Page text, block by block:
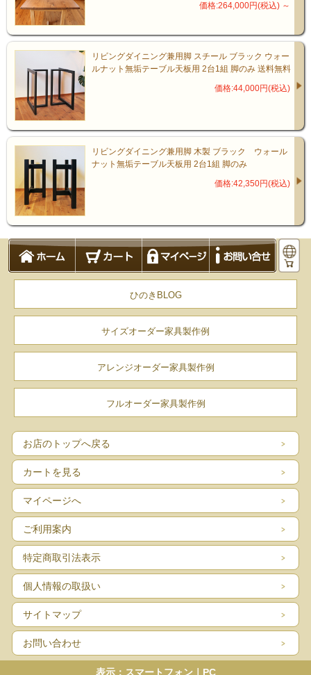
価格:264,000円(税込) ～
リビングダイニング兼用脚 スチール ブラック ウォー
ルナット無垢テーブル天板用 2台1組 脚のみ 送料無料
価格:44,000円(税込)
リビングダイニング兼用脚 木製 ブラック ウォール
ナット無垢テーブル天板用 2台1組 脚のみ
価格:42,350円(税込)
ひのきBLOG
サイズオーダー家具製作例
アレンジオーダー家具製作例
フルオーダー家具製作例
お店のトップへ戻る
カートを見る
マイページへ
ご利用案内
特定商取引法表示
個人情報の取扱い
サイトマップ
お問い合わせ
表示：スマートフォン｜ PC